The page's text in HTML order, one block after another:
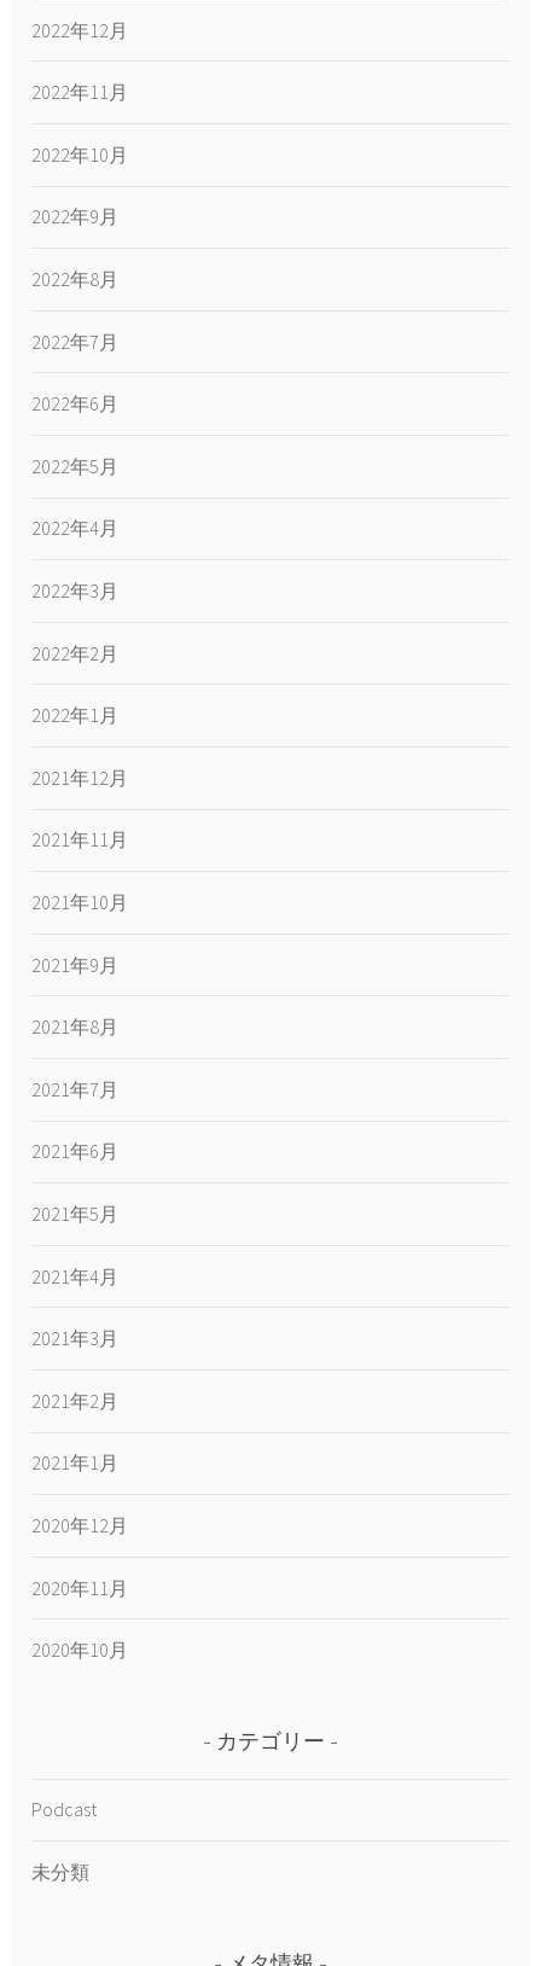
2022年12月
2022年11月
2022年10月
2022年9月
2022年8月
2022年7月
2022年6月
2022年5月
2022年4月
2022年3月
2022年2月
2022年1月
2021年12月
2021年11月
2021年10月
2021年9月
2021年8月
2021年7月
2021年6月
2021年5月
2021年4月
2021年3月
2021年2月
2021年1月
2020年12月
2020年11月
2020年10月
カテゴリー
Podcast
未分類